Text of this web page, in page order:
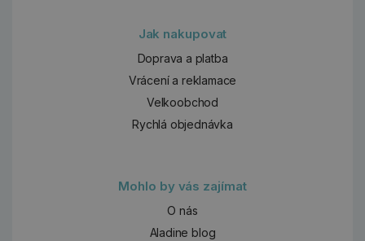
Jak nakupovat
Doprava a platba
Vrácení a reklamace
Velkoobchod
Rychlá objednávka
Mohlo by vás zajímat
O nás
Aladine blog